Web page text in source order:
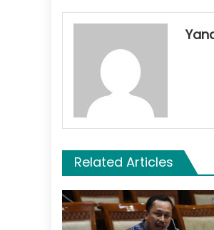
Related Articles